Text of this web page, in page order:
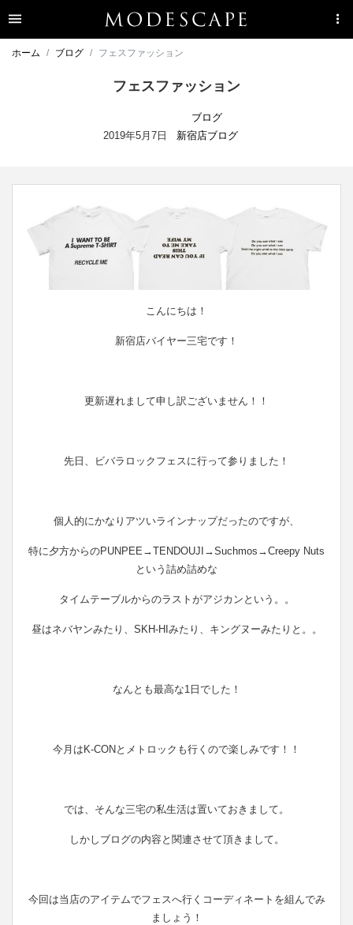
ホーム ブログ フェスファッション
フェスファッション
2019年5月7日
ブログ
新宿店ブログ
こんにちは！
新宿店バイヤー三宅です！
更新遅れまして申し訳ございません！！
先日、ビバラロックフェスに行って参りました！
個人的にかなりアツいラインナップだったのですが、
特に夕方からのPUNPEE→TENDOUJI→Suchmos→Creepy Nuts
という詰め詰めな
タイムテーブルからのラストがアジカンという。。
昼はネバヤンみたり、SKH-HIみたり、キングヌーみたりと。。
なんとも最高な1日でした！
今月はK-CONとメトロックも行くので楽しみです！！
では、そんな三宅の私生活は置いておきまして。
しかしブログの内容と関連させて頂きまして。
今回は当店のアイテムでフェスへ行くコーディネートを組んでみ
ましょう！